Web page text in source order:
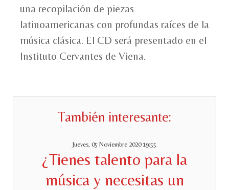
una recopilación de piezas
latinoamericanas con profundas raíces de la
música clásica. El CD será presentado en el
Instituto Cervantes de Viena.
También interesante:
Jueves, 05 Noviembre 2020 19:55
¿Tienes talento para la
música y necesitas un